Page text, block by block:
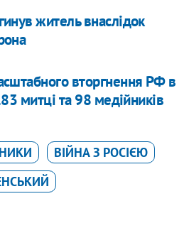
житель внаслідок
вторгнення РФ в
митці та 98 медійників
ВІЙНА З РОСІЄЮ